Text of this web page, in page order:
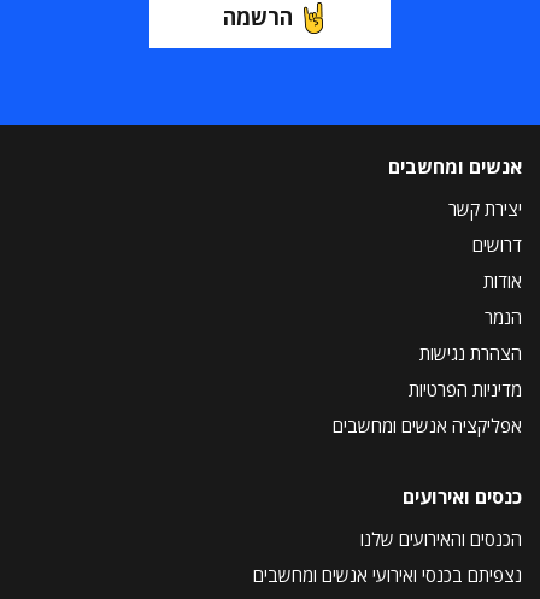
הרשמה
אנשים ומחשבים
יצירת קשר
דרושים
אודות
הנמר
הצהרת נגישות
מדיניות הפרטיות
אפליקציה אנשים ומחשבים
כנסים ואירועים
הכנסים והאירועים שלנו
נצפיתם בכנסי ואירועי אנשים ומחשבים